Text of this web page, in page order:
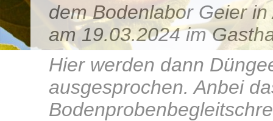
dem Bodenlabor Geier
am 19.03.2024 im
Hier werden dann
ausgesprochen. Anbei